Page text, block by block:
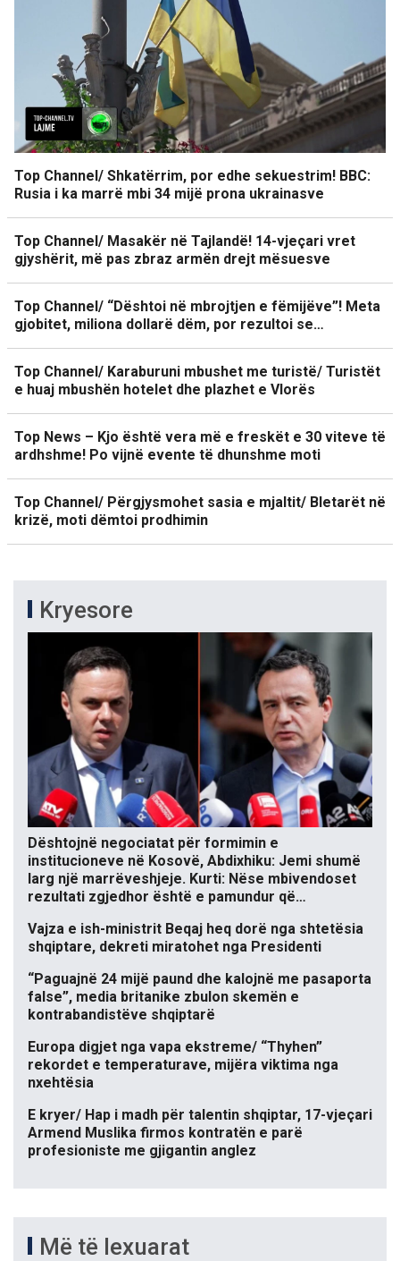
Top Channel/ Shkatërrim, por edhe sekuestrim! BBC:
Rusia i ka marrë mbi 34 mijë prona ukrainasve
Top Channel/ Masakër në Tajlandë! 14-vjeçari vret
gjyshërit, më pas zbraz armën drejt mësuesve
Top Channel/ “Dështoi në mbrojtjen e fëmijëve”! Meta
gjobitet, miliona dollarë dëm, por rezultoi se…
Top Channel/ Karaburuni mbushet me turistë/ Turistët
e huaj mbushën hotelet dhe plazhet e Vlorës
Top News – Kjo është vera më e freskët e 30 viteve të
ardhshme! Po vijnë evente të dhunshme moti
Top Channel/ Përgjysmohet sasia e mjaltit/ Bletarët në
krizë, moti dëmtoi prodhimin
Kryesore
Dështojnë negociatat për formimin e
institucioneve në Kosovë, Abdixhiku: Jemi shumë
larg një marrëveshjeje. Kurti: Nëse mbivendoset
rezultati zgjedhor është e pamundur që…
Vajza e ish-ministrit Beqaj heq dorë nga shtetësia
shqiptare, dekreti miratohet nga Presidenti
“Paguajnë 24 mijë paund dhe kalojnë me pasaporta
false”, media britanike zbulon skemën e
kontrabandistëve shqiptarë
Europa digjet nga vapa ekstreme/ “Thyhen”
rekordet e temperaturave, mijëra viktima nga
nxehtësia
E kryer/ Hap i madh për talentin shqiptar, 17-vjeçari
Armend Muslika firmos kontratën e parë
profesioniste me gjigantin anglez
Më të lexuarat